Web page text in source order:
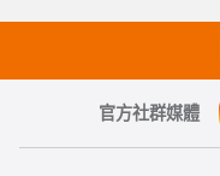
官方社群媒體